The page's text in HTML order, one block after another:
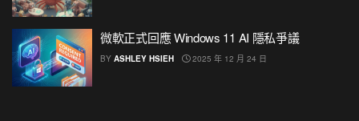
微軟正式回應 Windows 11 AI 隱私爭議
BY ASHLEY HSIEH 2025 年 12 月 24 日